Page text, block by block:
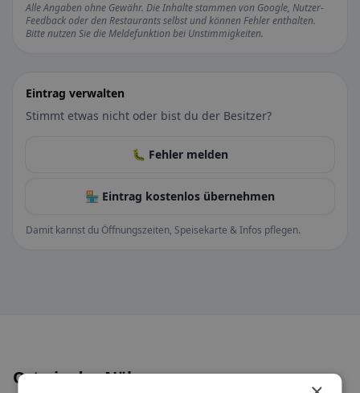
Alle Angaben ohne Gewähr. Die Inhalte stammen von Google, Nutzer-
Feedback oder den Restaurants selbst und können Fehler enthalten.
Bitte nutzen Sie die Meldefunktion bei Unstimmigkeiten.
Eintrag verwalten
Stimmt etwas nicht oder bist du der Besitzer?
🐛 Fehler melden
🏪 Eintrag kostenlos übernehmen
Damit kannst du Öffnungszeiten, Speisekarte & Infos pflegen.
Orte in der Nähe